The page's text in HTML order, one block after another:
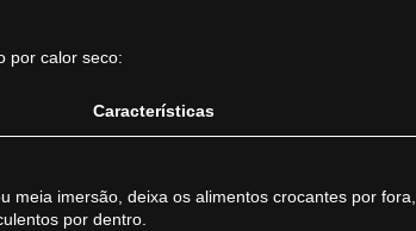
por calor seco:
Características
meia imersão, deixa os alimentos crocantes por fora,
por dentro.